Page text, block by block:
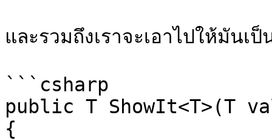
และรวมถึงเราจะเอาไปให้มั
```csharp
public T ShowIt<T>(T
{